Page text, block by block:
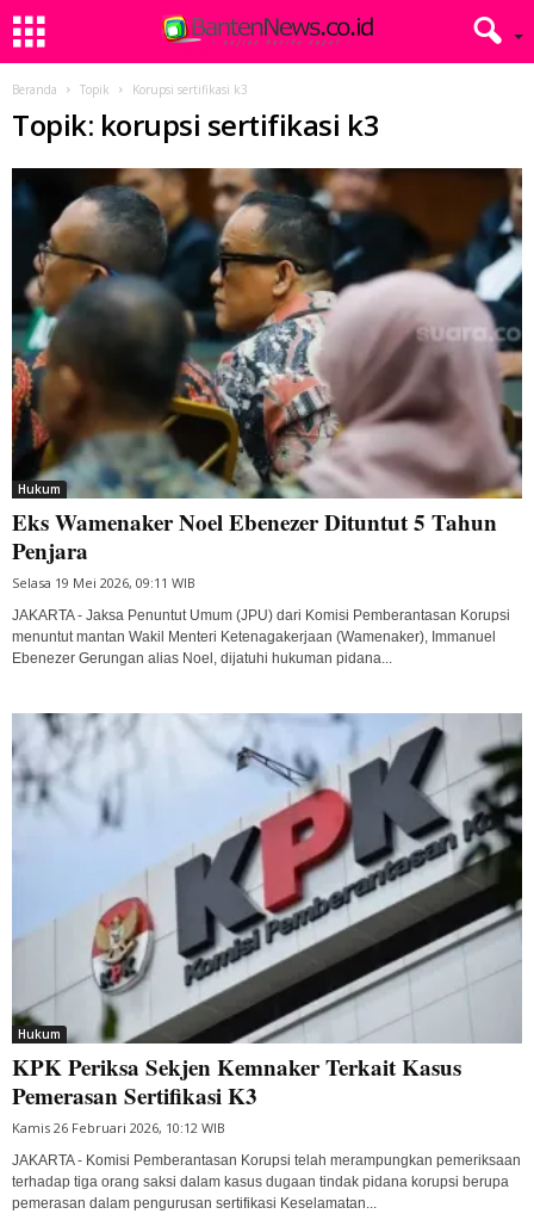
Beranda Topik Korupsi sertifikasi k3
Topik: korupsi sertifikasi k3
Hukum
Eks Wamenaker Noel Ebenezer Dituntut 5 Tahun
Penjara
Selasa 19 Mei 2026, 09:11 WIB
JAKARTA - Jaksa Penuntut Umum (JPU) dari Komisi Pemberantasan Korupsi
menuntut mantan Wakil Menteri Ketenagakerjaan (Wamenaker), Immanuel
Ebenezer Gerungan alias Noel, dijatuhi hukuman pidana...
Hukum
KPK Periksa Sekjen Kemnaker Terkait Kasus
Pemerasan Sertifikasi K3
Kamis 26 Februari 2026, 10:12 WIB
JAKARTA - Komisi Pemberantasan Korupsi telah merampungkan pemeriksaan
terhadap tiga orang saksi dalam kasus dugaan tindak pidana korupsi berupa
pemerasan dalam pengurusan sertifikasi Keselamatan...